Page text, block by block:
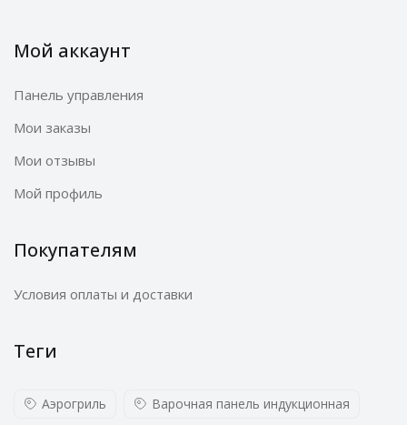
Мой аккаунт
Панель управления
Мои заказы
Мои отзывы
Мой профиль
Покупателям
Условия оплаты и доставки
Теги
Аэрогриль Варочная панель индукционная